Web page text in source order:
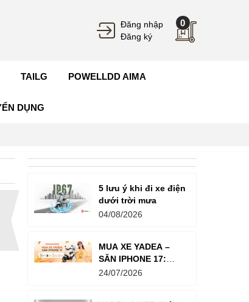
Đăng nhập
Đăng ký
0
TAILG POWELLDD AIMA
DỤNG
5 lưu ý khi đi xe điện
dưới trời mưa
04/08/2026
MUA XE YADEA –
SĂN IPHONE 17:
Tổng Giá Trị Giải
24/07/2026